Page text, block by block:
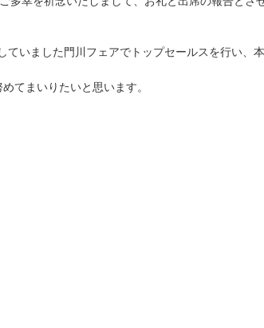
いました門川フェアでトップセールスを行い、
てまいりたいと思います。